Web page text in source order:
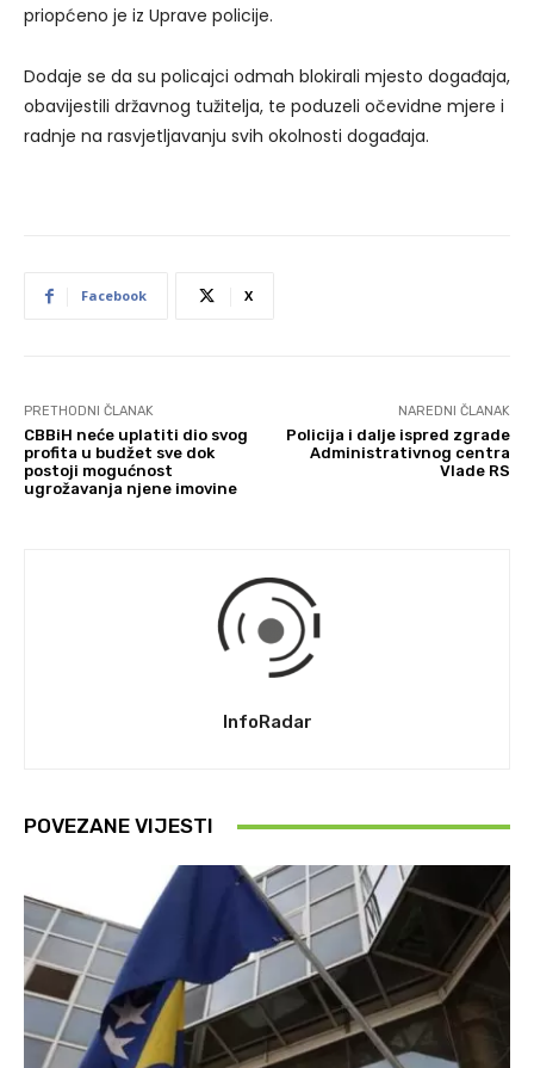
priopćeno je iz Uprave policije.
Dodaje se da su policajci odmah blokirali mjesto događaja,
obavijestili državnog tužitelja, te poduzeli očevidne mjere i
radnje na rasvjetljavanju svih okolnosti događaja.
Facebook X
PRETHODNI ČLANAK
CBBiH neće uplatiti dio svog
profita u budžet sve dok
postoji mogućnost
ugrožavanja njene imovine
NAREDNI ČLANAK
Policija i dalje ispred zgrade
Administrativnog centra
Vlade RS
InfoRadar
POVEZANE VIJESTI